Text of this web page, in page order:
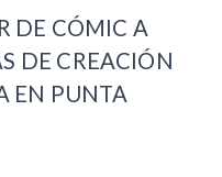
DE CÓMIC A
DE CREACIÓN
EN PUNTA